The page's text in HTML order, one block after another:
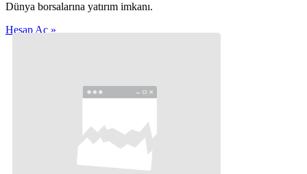
Dünya borsalarına yatırım imkanı.
Hesap Aç »